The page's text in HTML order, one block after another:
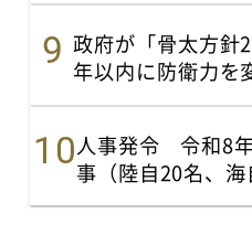
政府が「骨太方
年以内に防衛力を
人事発令 令和8
事（陸自20名、海